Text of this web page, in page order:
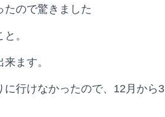
たので驚きました
。
ます。
行けなかったので、12月から3